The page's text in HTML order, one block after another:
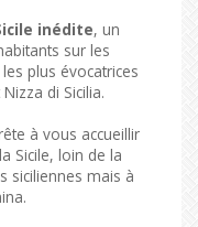
inédite, un
sur les
plus évocatrices
di Sicilia.
à vous accueillir
Sicile, loin de la
siciliennes mais à